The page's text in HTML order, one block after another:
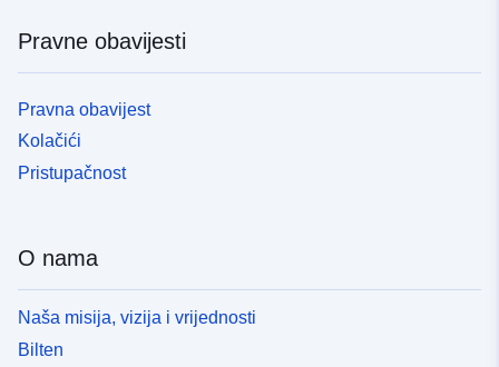
Pravne obavijesti
Pravna obavijest
Kolačići
Pristupačnost
O nama
Naša misija, vizija i vrijednosti
Bilten